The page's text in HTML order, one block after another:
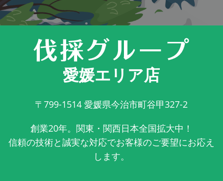
愛媛エリア店
〒799-1514 愛媛県今治市町谷甲327-2
創業20年。関東・関西日本全国拡大中！
信頼の技術と誠実な対応でお客様のご要望にお応え
します。